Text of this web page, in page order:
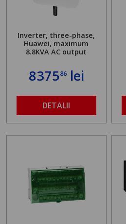
Inverter, three-phase,
Huawei, maximum
8.8KVA AC output
837586lei
DETALII